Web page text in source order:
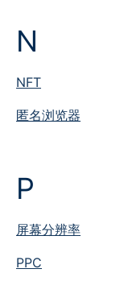
N
NFT
匿名浏览器
P
屏幕分辨率
PPC